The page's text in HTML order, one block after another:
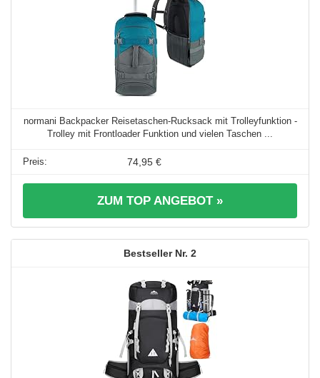
normani Backpacker Reisetaschen-Rucksack mit Trolleyfunktion -
Trolley mit Frontloader Funktion und vielen Taschen ...
74,95 €
ZUM TOP ANGEBOT »
2